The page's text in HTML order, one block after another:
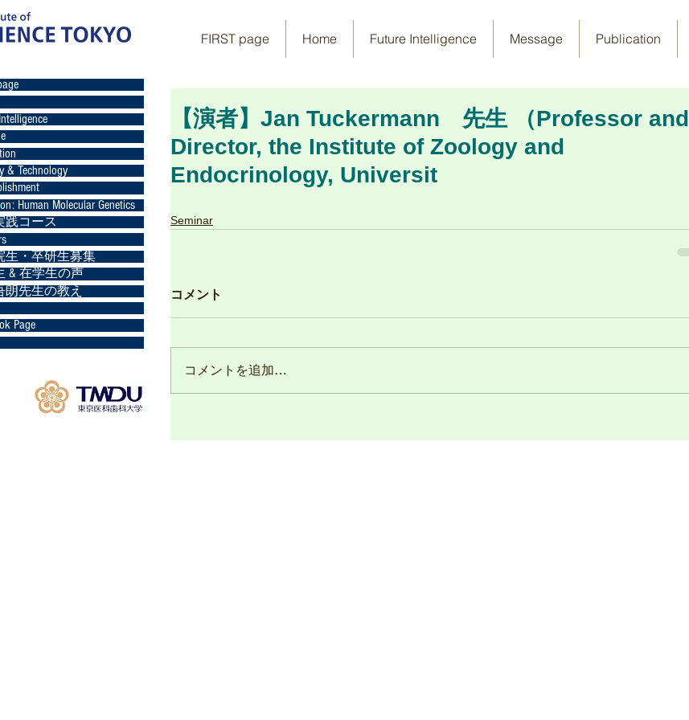
FIRST page Home Future Intelligence Message Publication
& Technology
Human Molecular Genetics
践コース
生・卒研生募集
& 在学生の声
朗先生の教え
Page
【演者】Jan Tuckermann 先生 （Professor and
Director, the Institute of Zoology and
Endocrinology, Universit
Seminar
コメント
コメントを追加…